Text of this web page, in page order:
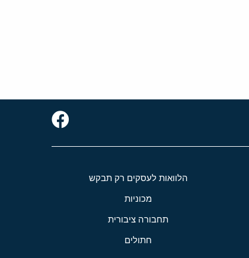
הלוואות לעסקים רק תבקש
מכוניות
תחבורה ציבורית
חתולים